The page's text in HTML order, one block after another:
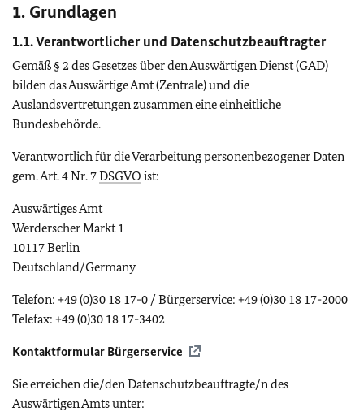
1. Grundlagen
1.1. Verantwortlicher und Datenschutzbeauftragter
Gemäß § 2 des Gesetzes über den Auswärtigen Dienst (GAD)
bilden das Auswärtige Amt (Zentrale) und die
Auslandsvertretungen zusammen eine einheitliche
Bundesbehörde.
Verantwortlich für die Verarbeitung personenbezogener Daten
gem. Art. 4 Nr. 7DSGVO ist:
Auswärtiges Amt
Werderscher Markt 1
10117 Berlin
Deutschland/Germany
Telefon: +49 (0)30 18 17-0 / Bürgerservice: +49 (0)30 18 17-2000
Telefax: +49 (0)30 18 17-3402
Kontaktformular Bürgerservice
Sie erreichen die/den Datenschutzbeauftragte/n des
Auswärtigen Amts unter: